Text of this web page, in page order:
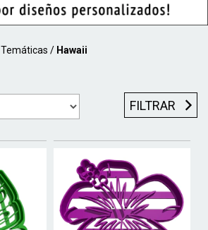
Temáticas / Hawaii
FILTRAR